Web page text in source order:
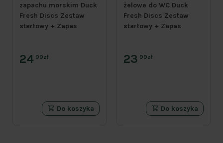
zapachu morskim Duck
Fresh Discs Zestaw
startowy + Zapas
24 99zł
Do koszyka
żelowe do WC Duck
Fresh Discs Zestaw
startowy + Zapas
23 99zł
Do koszyka